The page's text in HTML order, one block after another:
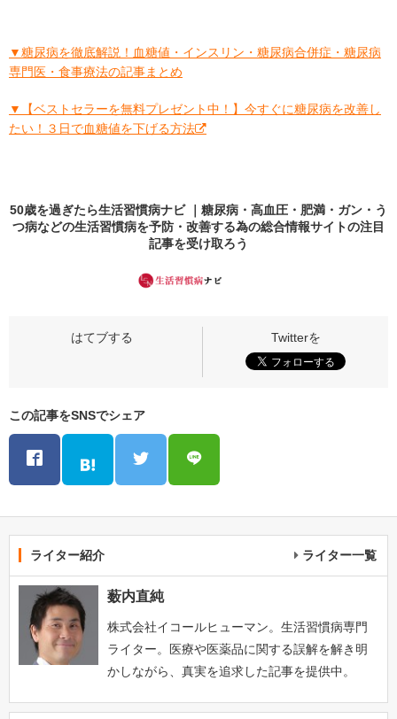
▼糖尿病を徹底解説！血糖値・インスリン・糖尿病合併症・糖尿病
専門医・食事療法の記事まとめ
▼【ベストセラーを無料プレゼント中！】今すぐに糖尿病を改善し
たい！３日で血糖値を下げる方法
50歳を過ぎたら生活習慣病ナビ ｜糖尿病・高血圧・肥満・ガン・う
つ病などの生活習慣病を予防・改善する為の総合情報サイトの注目
記事を受け取ろう
この記事をSNSでシェア
ライター紹介 ライター一覧
薮内直純
株式会社イコールヒューマン。生活習慣病専門
ライター。医療や医薬品に関する誤解を解き明
かしながら、真実を追求した記事を提供中。